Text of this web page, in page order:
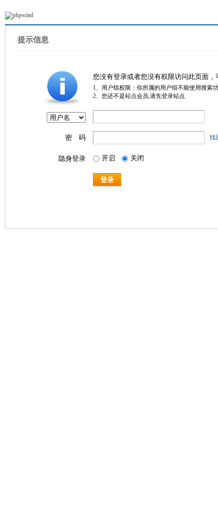
提示信息
您没有登录或者您没有权限访问此页面
1、用户组权限：你所属的用户组不能使用搜索
2、您还不是站点会员,请先登录站点
密 码 找
隐身登录 开启 关闭
登录